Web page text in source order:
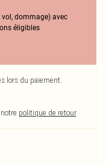
dommage) avec
éligibles
lors du paiement.
politique de retour